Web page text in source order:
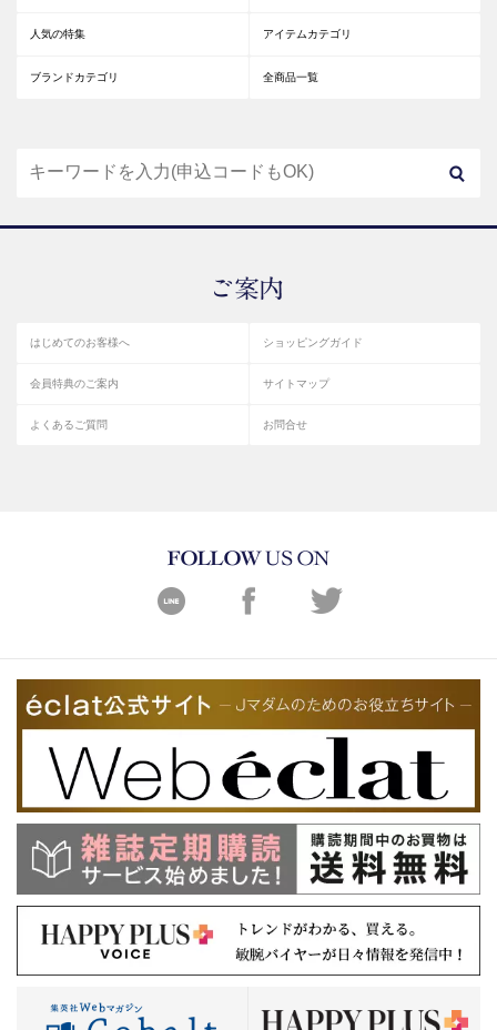
人気の特集 アイテムカテゴリ
ブランドカテゴリ 全商品一覧
はじめてのお客様へ ショッピングガイド
会員特典のご案内 サイトマップ
よくあるご質問 お問合せ